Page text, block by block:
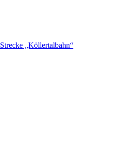
Strecke „Köllertalbahn“